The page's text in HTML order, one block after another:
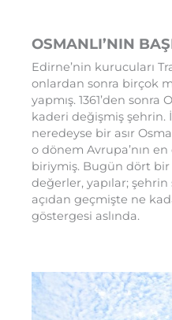
OSMANLI’NIN
Edirne’nin kurucuları
onlardan sonra birçok
yapmış. 1361’den
kaderi değişmiş şehrin.
neredeyse bir asır
o dönem Avrupa’nın
biriymiş. Bugün dört bir
değerler, yapılar;
açıdan geçmişte ne
göstergesi aslında.